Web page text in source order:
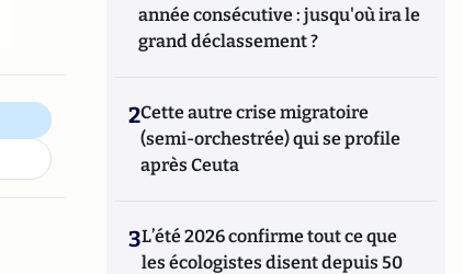
année consécutive : jusqu'où ira le
grand déclassement ?
2Cette autre crise migratoire
(semi-orchestrée) qui se profile
après Ceuta
3L’été 2026 confirme tout ce que
les écologistes disent depuis 50